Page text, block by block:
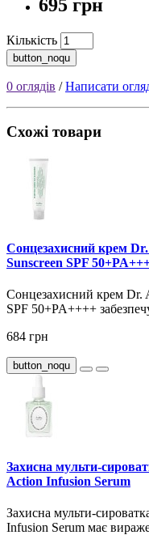
695 грн
Кількість
button_noqu
0 оглядів /Написати
Схожі товари
Сонцезахисний крем
Sunscreen SPF
Сонцезахисний крем Dr.
SPF 50+PA++++
684 грн
button_noqu
Захисна мульти-
Action Infusion Serum
Захисна мульти-
Infusion Serum має